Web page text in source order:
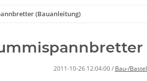
(Bauanleitung)
2011-10-26 12:04:00 / Bau-/